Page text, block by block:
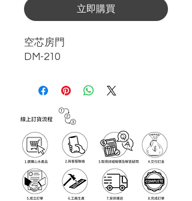
立即購買
空芯房門
DM-210